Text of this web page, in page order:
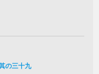
の三十九